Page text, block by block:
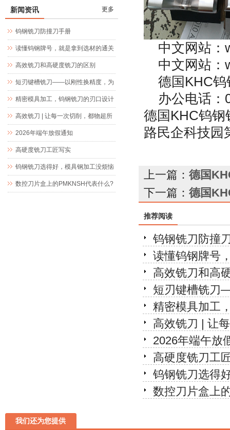
中文网站：
中文网站：
德国 KHC钨
办公电话：
德国 KHC钨钢
路民企科技园
上一篇： 德国
下一篇： 德国
推荐阅读
钨钢铣刀防撞
读懂钨钢牌号
高效铣刀和高
短刃键槽铣刀
精密模具加工
高效铣刀 | 让
2026年端午放
高硬度铣刀工
钨钢铣刀选得
数控刀片盒上
新闻资讯 更多
钨钢铣刀防撞刀手册
读懂钨钢牌号，就是拿到选材的通关
文牒
高效铣刀和高硬度铣刀的区别
短刃键槽铣刀——以刚性换精度，为
精密键槽加工而生
精密模具加工，钨钢铣刀的刃口设计
究竟藏着什么玄机
高效铣刀 | 让每一次切削，都物超所
值
2026年端午放假通知
高硬度铣刀工匠写实
钨钢铣刀选得好，模具钢加工没烦恼
数控刀片盒上的PMKNSH代表什么?
我们还为您提供